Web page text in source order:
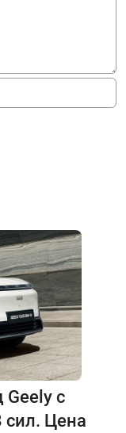
Geely с
сил. Цена